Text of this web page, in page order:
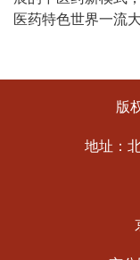
医药特色世界一流
版
地址：